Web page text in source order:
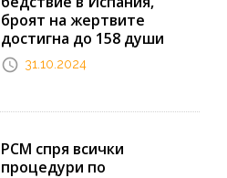
броят на жертвите
достигна до 158 души
31.10.2024
РСМ спря всички
процедури по